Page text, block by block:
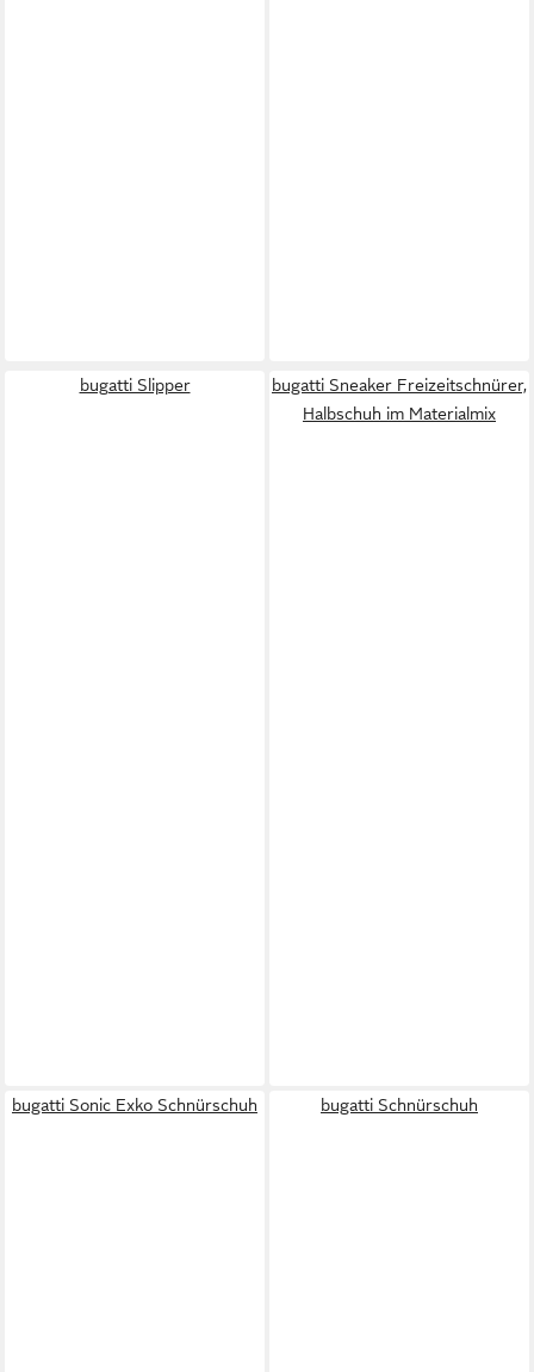
bugatti Slipper
bugatti Sneaker Freizeitschnürer,
Halbschuh im Materialmix
bugatti Sonic Exko Schnürschuh bugatti Schnürschuh